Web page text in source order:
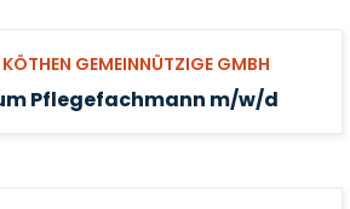
GEMEINNÜTZIGE GMBH
Pflegefachmann m/w/d